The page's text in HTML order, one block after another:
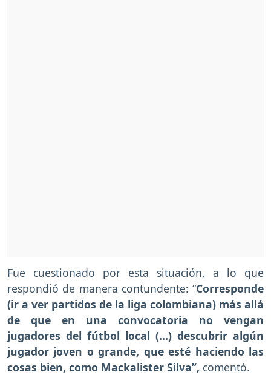
Fue cuestionado por esta situación, a lo que
respondió de manera contundente: “Corresponde
(ir a ver partidos de la liga colombiana) más allá
de que en una convocatoria no vengan
jugadores del fútbol local (…) descubrir algún
jugador joven o grande, que esté haciendo las
cosas bien, como Mackalister Silva”, comentó.